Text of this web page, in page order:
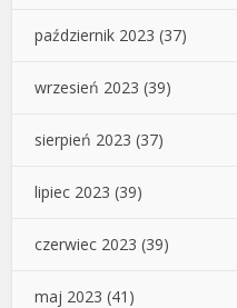
październik 2023 (37)
wrzesień 2023 (39)
sierpień 2023 (37)
lipiec 2023 (39)
czerwiec 2023 (39)
maj 2023 (41)